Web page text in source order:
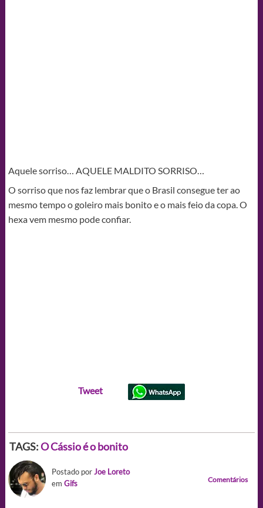
Aquele sorriso… AQUELE MALDITO SORRISO…
O sorriso que nos faz lembrar que o Brasil consegue ter ao
mesmo tempo o goleiro mais bonito e o mais feio da copa. O
hexa vem mesmo pode confiar.
Tweet
TAGS:O Cássio é o bonito
Postado porJoe Loreto
em Gifs Comentários